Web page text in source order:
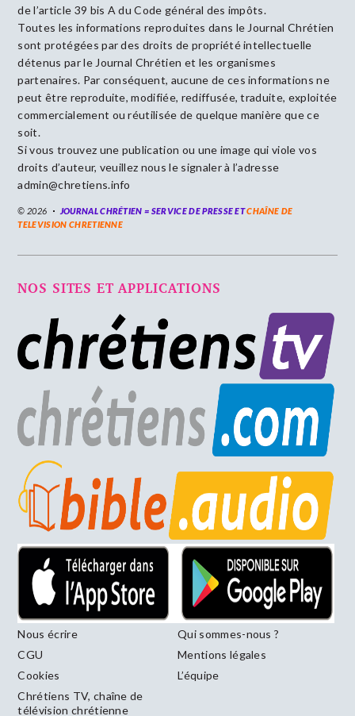
de l’article 39 bis A du Code général des impôts.
Toutes les informations reproduites dans le Journal Chrétien
sont protégées par des droits de propriété intellectuelle
détenus par le Journal Chrétien et les organismes
partenaires. Par conséquent, aucune de ces informations ne
peut être reproduite, modifiée, rediffusée, traduite, exploitée
commercialement ou réutilisée de quelque manière que ce
soit.
Si vous trouvez une publication ou une image qui viole vos
droits d’auteur, veuillez nous le signaler à l’adresse
admin@chretiens.info
© 2026 JOURNAL CHRÉTIEN = SERVICE DE PRESSE ETCHAÎNE DE
TELEVISION CHRETIENNE
NOS SITES ET APPLICATIONS
Nous écrire
Qui sommes-nous ?
CGU
Mentions légales
Cookies
L’équipe
Chrétiens TV, chaîne de
télévision chrétienne